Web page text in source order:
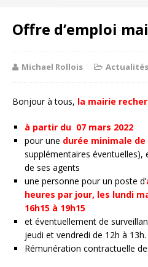
Offre d’emploi
Michael Rollois
Bonjour à tous, la mairie
à partir du 07 mars 2022
pour une durée minimale de
supplémentaires éventuelles),
de ses agents
une personne pour un poste d’
heures par jour, les lundi
16h15 à 19h15
et éventuellement de
jeudi et vendredi de 12h à 13h.
Rémunération contractuelle